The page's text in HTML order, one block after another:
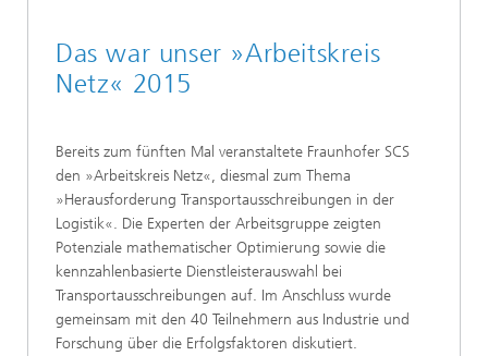
Das war unser »Arbeitskreis
Netz« 2015
Bereits zum fünften Mal veranstaltete Fraunhofer SCS
den »Arbeitskreis Netz«, diesmal zum Thema
»Herausforderung Transportausschreibungen in der
Logistik«. Die Experten der Arbeitsgruppe zeigten
Potenziale mathematischer Optimierung sowie die
kennzahlenbasierte Dienstleisterauswahl bei
Transportausschreibungen auf. Im Anschluss wurde
gemeinsam mit den 40 Teilnehmern aus Industrie und
Forschung über die Erfolgsfaktoren diskutiert.